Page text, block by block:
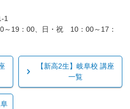
1
～19：00、日・祝 10：00～17：
【新高2生】岐阜校 講座
一覧